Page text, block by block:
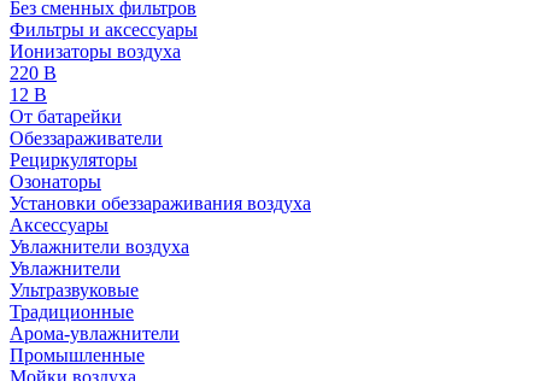
Без сменных фильтров
Фильтры и аксессуары
Ионизаторы воздуха
220 В
12 В
От батарейки
Обеззараживатели
Рециркуляторы
Озонаторы
Установки обеззараживания воздуха
Аксессуары
Увлажнители воздуха
Увлажнители
Ультразвуковые
Традиционные
Арома-увлажнители
Промышленные
Мойки воздуха